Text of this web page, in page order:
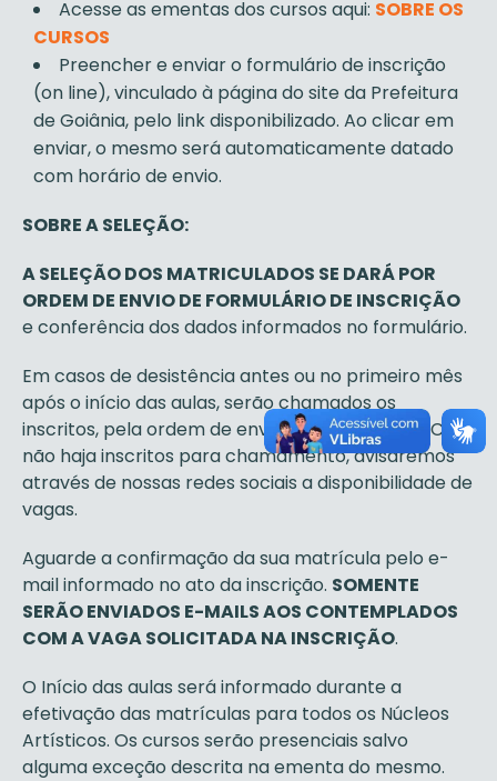
Acesse as ementas dos cursos aqui: SOBRE OS
CURSOS
Preencher e enviar o formulário de inscrição
(on line), vinculado à página do site da Prefeitura
de Goiânia, pelo link disponibilizado. Ao clicar em
enviar, o mesmo será automaticamente datado
com horário de envio.
SOBRE A SELEÇÃO:
A SELEÇÃO DOS MATRICULADOS SE DARÁ POR
ORDEM DE ENVIO DE FORMULÁRIO DE INSCRIÇÃO
e conferência dos dados informados no formulário.
Em casos de desistência antes ou no primeiro mês
após o início das aulas, serão chamados os
inscritos, pela ordem de envio dos formulários. Caso
não haja inscritos para chamamento, avisaremos
através de nossas redes sociais a disponibilidade de
vagas.
Aguarde a confirmação da sua matrícula pelo e-
mail informado no ato da inscrição. SOMENTE
SERÃO ENVIADOS E-MAILS AOS CONTEMPLADOS
COM A VAGA SOLICITADA NA INSCRIÇÃO.
O Início das aulas será informado durante a
efetivação das matrículas para todos os Núcleos
Artísticos. Os cursos serão presenciais salvo
alguma exceção descrita na ementa do mesmo.